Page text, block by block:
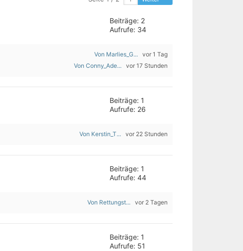
Beiträge: 2
Aufrufe: 34
Von Marlies_G... vor 1 Tag
Von Conny_Ade... vor 17 Stunden
Beiträge: 1
Aufrufe: 26
Von Kerstin_T... vor 22 Stunden
Beiträge: 1
Aufrufe: 44
Von Rettungst... vor 2 Tagen
Beiträge: 1
Aufrufe: 51